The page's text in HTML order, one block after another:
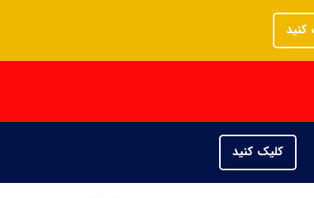
کنید
کلیک کنید